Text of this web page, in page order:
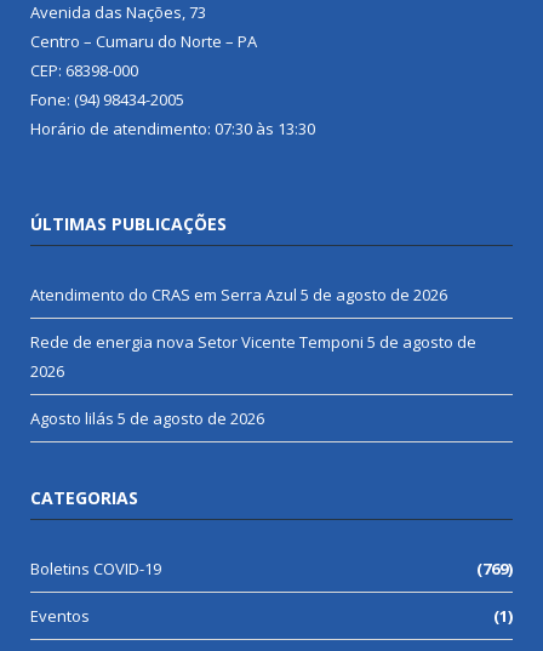
Avenida das Nações, 73
Centro – Cumaru do Norte – PA
CEP: 68398-000
Fone: (94) 98434-2005
Horário de atendimento: 07:30 às 13:30
ÚLTIMAS PUBLICAÇÕES
Atendimento do CRAS em Serra Azul 5 de agosto de 2026
Rede de energia nova Setor Vicente Temponi 5 de agosto de
2026
Agosto lilás 5 de agosto de 2026
CATEGORIAS
Boletins COVID-19 (769)
Eventos (1)